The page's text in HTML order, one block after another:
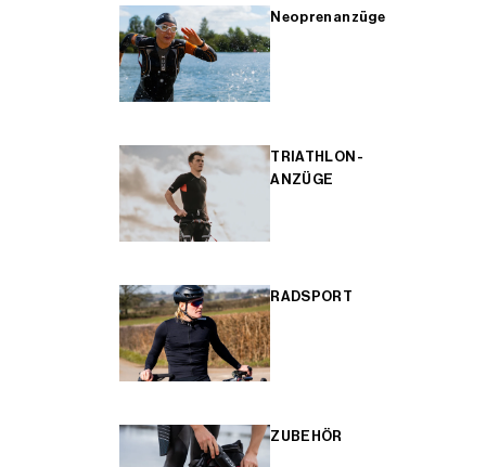
Neoprenanzüge
TRIATHLON-
ANZÜGE
RADSPORT
ZUBEHÖR